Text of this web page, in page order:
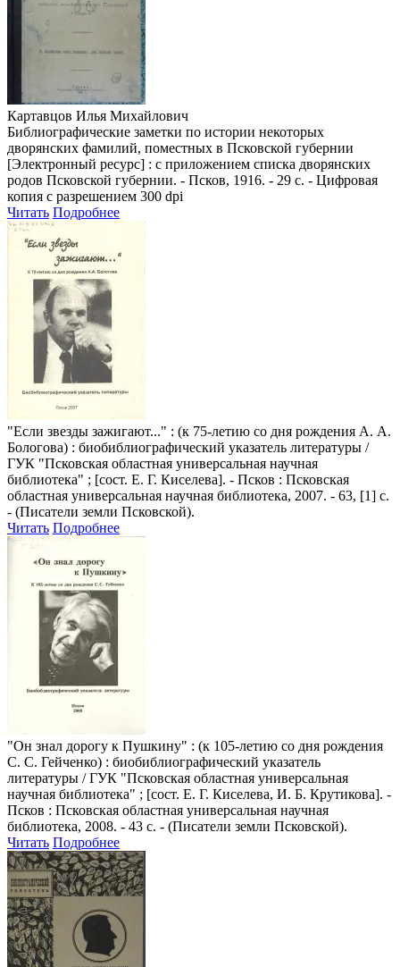
Картавцов Илья Михайлович
Библиографические заметки по истории некоторых
дворянских фамилий, поместных в Псковской губернии
[Электронный ресурс] : с приложением списка дворянских
родов Псковской губернии. - Псков, 1916. - 29 с. - Цифровая
копия с разрешением 300 dpi
Читать Подробнее
"Если звезды зажигают..." : (к 75-летию со дня рождения А. А.
Бологова) : биобиблиографический указатель литературы /
ГУК "Псковская областная универсальная научная
библиотека" ; [сост. Е. Г. Киселева]. - Псков : Псковская
областная универсальная научная библиотека, 2007. - 63, [1] с.
- (Писатели земли Псковской).
Читать Подробнее
"Он знал дорогу к Пушкину" : (к 105-летию со дня рождения
С. С. Гейченко) : биобиблиографический указатель
литературы / ГУК "Псковская областная универсальная
научная библиотека" ; [сост. Е. Г. Киселева, И. Б. Крутикова]. -
Псков : Псковская областная универсальная научная
библиотека, 2008. - 43 с. - (Писатели земли Псковской).
Читать Подробнее